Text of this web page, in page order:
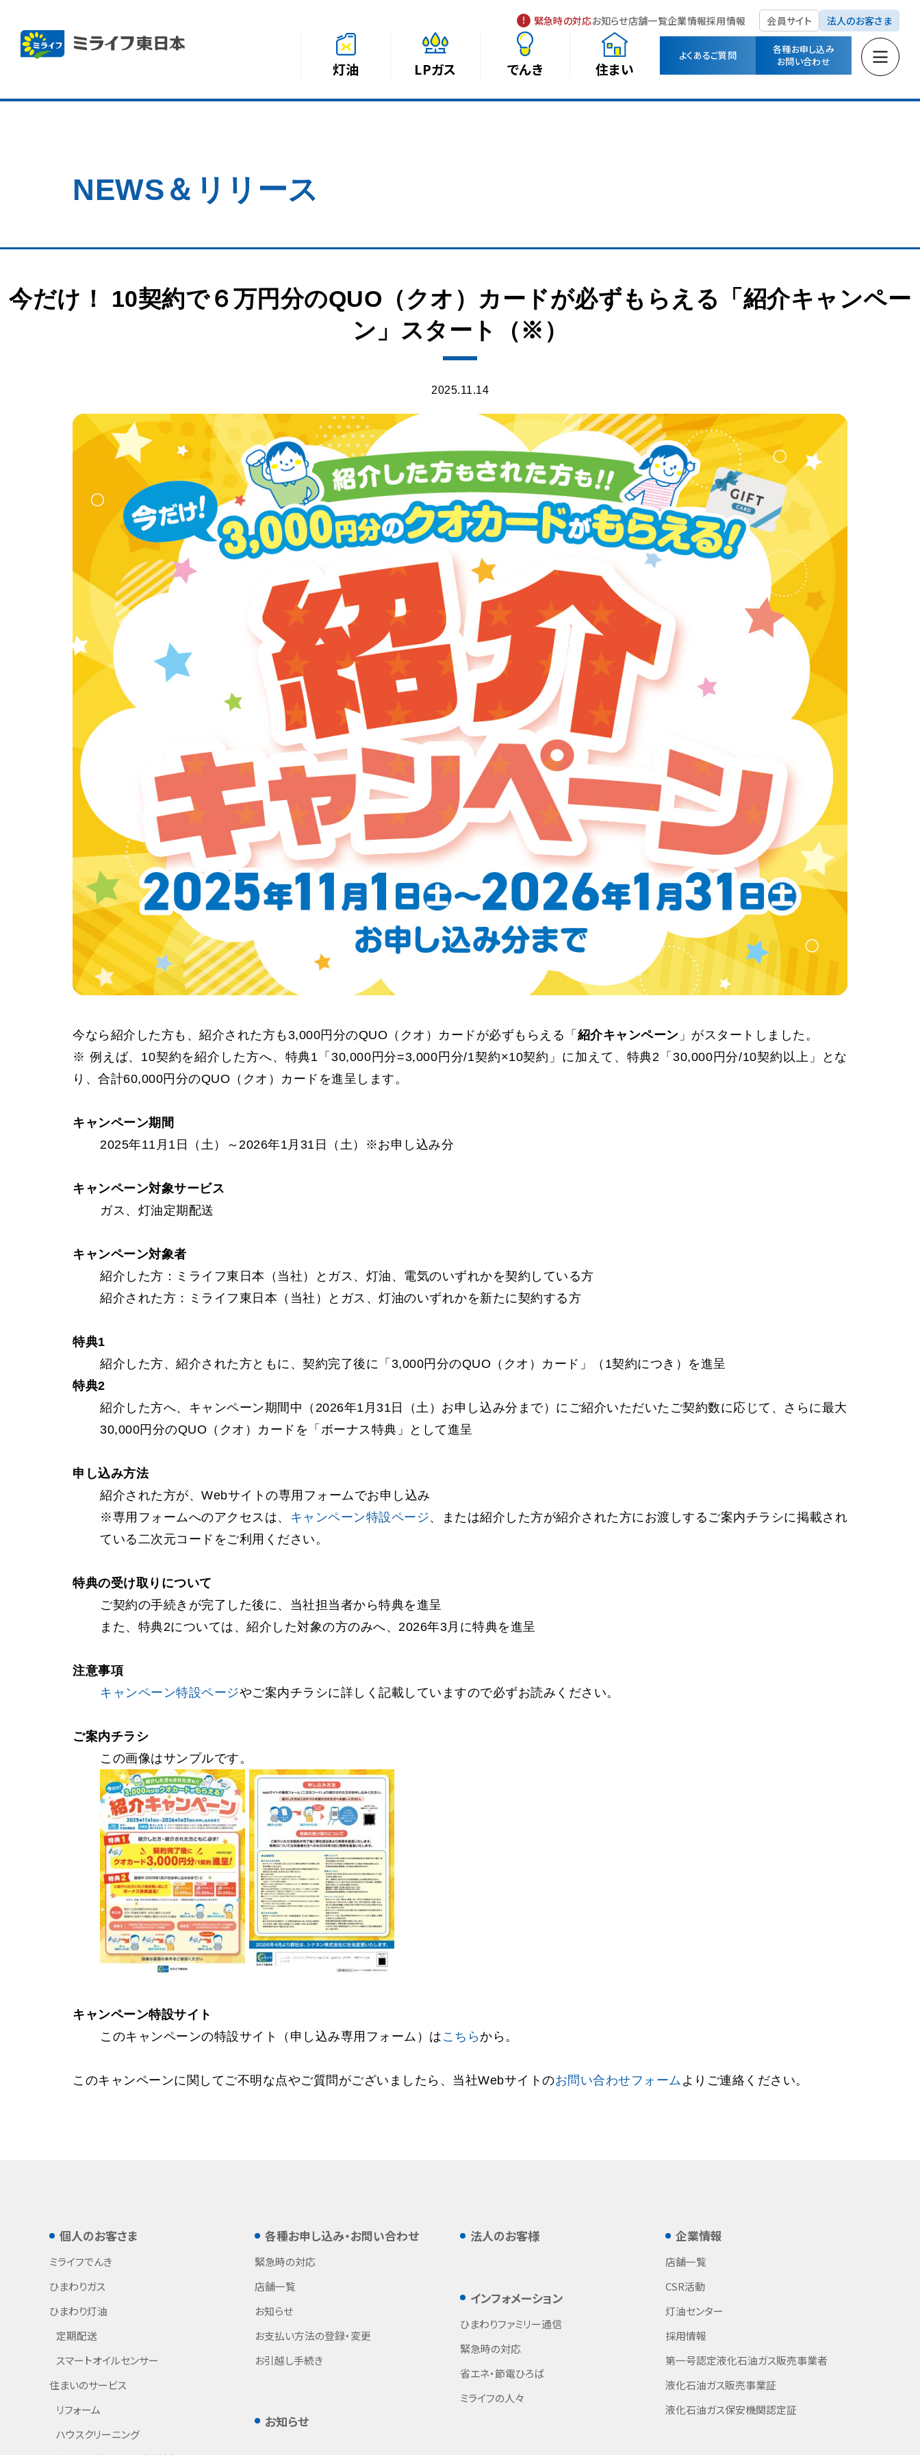
緊急時の対応お知らせ店舗一覧企業情報採用情報 会員サイト 法人のお客さま
灯油 LPガス でんき 住まい
よくあるご質問
各種お申し込み
お問い合わせ
NEWS＆リリース
今だけ！ 10契約で６万円分のQUO（クオ）カードが必ずもらえる「紹介キャンペー
ン」スタート（※）
2025.11.14
今なら紹介した方も、紹介された方も3,000円分のQUO（クオ）カードが必ずもらえる「 紹介キャンペーン 」がスタートしました。
※ 例えば、10契約を紹介した方へ、特典1「30,000円分=3,000円分/1契約×10契約」に加えて、特典2「30,000円分/10契約以上」とな
り、合計60,000円分のQUO（クオ）カードを進呈します。
キャンペーン期間
2025年11月1日（土）～2026年1月31日（土）※お申し込み分
キャンペーン対象サービス
ガス、灯油定期配送
キャンペーン対象者
紹介した方：ミライフ東日本（当社）とガス、灯油、電気のいずれかを契約している方
紹介された方：ミライフ東日本（当社）とガス、灯油のいずれかを新たに契約する方
特典1
紹介した方、紹介された方ともに、契約完了後に「3,000円分のQUO（クオ）カード」（1契約につき）を進呈
特典2
紹介した方へ、キャンペーン期間中（2026年1月31日（土）お申し込み分まで）にご紹介いただいたご契約数に応じて、さらに最大
30,000円分のQUO（クオ）カードを「ボーナス特典」として進呈
申し込み方法
紹介された方が、Webサイトの専用フォームでお申し込み
※専用フォームへのアクセスは、 キャンペーン特設ページ、または紹介した方が紹介された方にお渡しするご案内チラシに掲載され
ている二次元コードをご利用ください。
特典の受け取りについて
ご契約の手続きが完了した後に、当社担当者から特典を進呈
また、特典2については、紹介した対象の方のみへ、2026年3月に特典を進呈
注意事項
キャンペーン特設ページやご案内チラシに詳しく記載していますので必ずお読みください。
ご案内チラシ
この画像はサンプルです。
キャンペーン特設サイト
このキャンペーンの特設サイト（申し込み専用フォーム）は こちらから。
このキャンペーンに関してご不明な点やご質問がございましたら、当社Webサイトのお問い合わせフォーム よりご連絡ください。
個人のお客さま
ミライフでんき
ひまわりガス
ひまわり灯油
定期配送
スマートオイルセンサー
住まいのサービス
リフォーム
ハウスクリーニング
各種お申し込み・お問い合わせ
緊急時の対応
店舗一覧
お知らせ
お支払い方法の登録・変更
お引越し手続き
お知らせ
法人のお客様
インフォメーション
ひまわりファミリー通信
緊急時の対応
省エネ・節電ひろば
ミライフの人々
企業情報
店舗一覧
CSR活動
灯油センター
採用情報
第一号認定液化石油ガス販売事業者
液化石油ガス販売事業証
液化石油ガス保安機関認定証